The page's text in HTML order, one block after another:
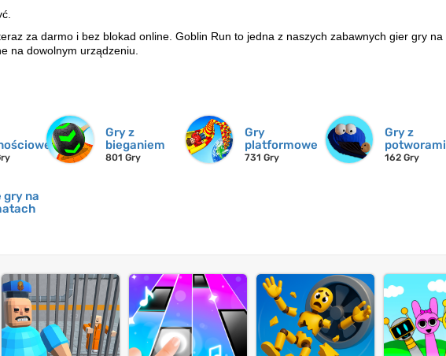
za darmo i bez blokad online. Goblin Run to jedna z naszych zabawnych gier gry na
na dowolnym urządzeniu.
Gry z
bieganiem
801 Gry
Gry
platformowe
731 Gry
Gry z
potworami
162 Gry
gry na